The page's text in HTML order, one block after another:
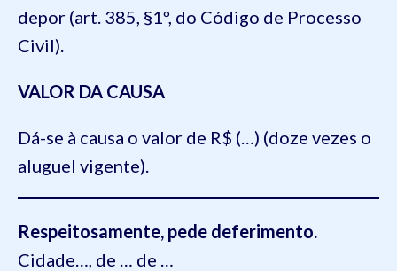
depor (art. 385, §1º, do Código de Processo
Civil).
VALOR DA CAUSA
Dá-se à causa o valor de R$ (…) (doze vezes o
aluguel vigente).
Respeitosamente, pede deferimento.
Cidade…, de … de …